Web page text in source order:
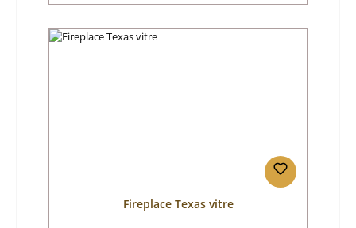
Fireplace Texas vitre